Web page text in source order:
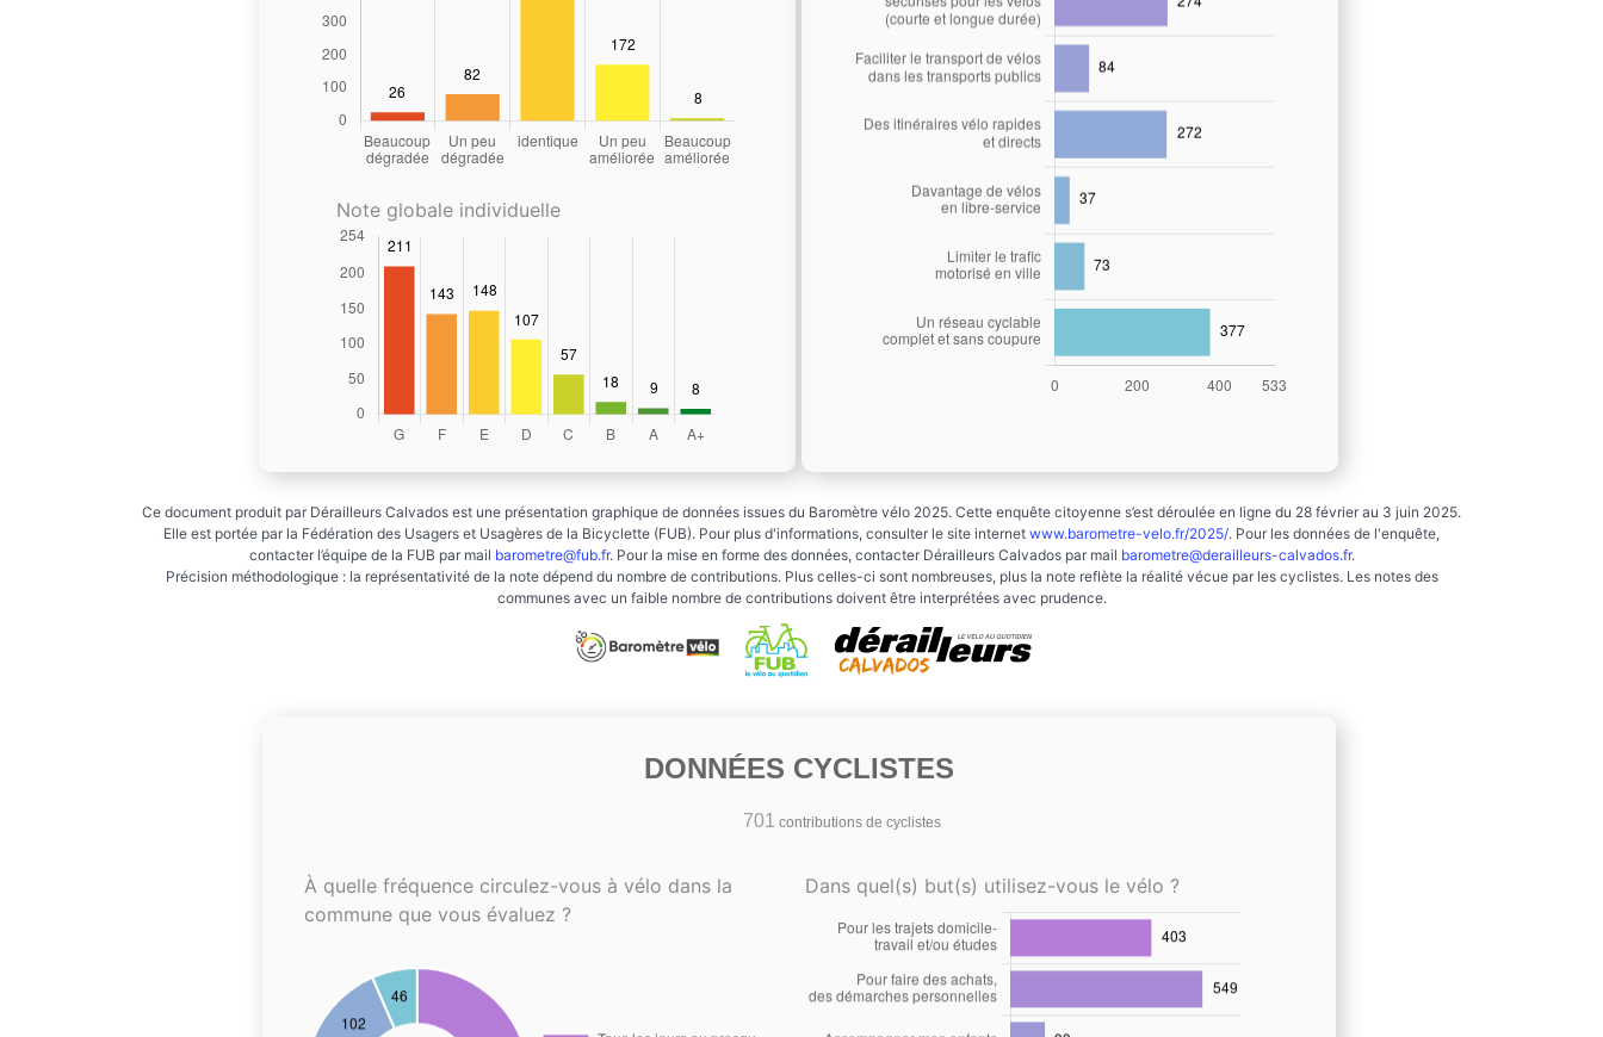
Note globale individuelle
Ce document produit par Dérailleurs Calvados est une présentation graphique de données issues du Baromètre vélo 2025. Cette enquête citoyenne s’est déroulée en ligne du 28 février au 3 juin 2025.
Elle est portée par la Fédération des Usagers et Usagères de la Bicyclette (FUB). Pour plus d'informations, consulter le site internet www.barometre-velo.fr/2025/. Pour les données de l'enquête,
contacter l’équipe de la FUB par mail barometre@fub.fr. Pour la mise en forme des données, contacter Dérailleurs Calvados par mail barometre@derailleurs-calvados.fr.
Précision méthodologique : la représentativité de la note dépend du nombre de contributions. Plus celles-ci sont nombreuses, plus la note reflète la réalité vécue par les cyclistes. Les notes des
communes avec un faible nombre de contributions doivent être interprétées avec prudence.
DONNÉES CYCLISTES
701 contributions de cyclistes
À quelle fréquence circulez-vous à vélo dans la
commune que vous évaluez ?
Dans quel(s) but(s) utilisez-vous le vélo ?